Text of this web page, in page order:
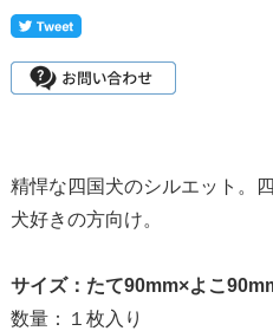
精悍な四国犬のシルエット。
犬好きの方向け。
サイズ：たて90mm×よこ
数量：１枚入り